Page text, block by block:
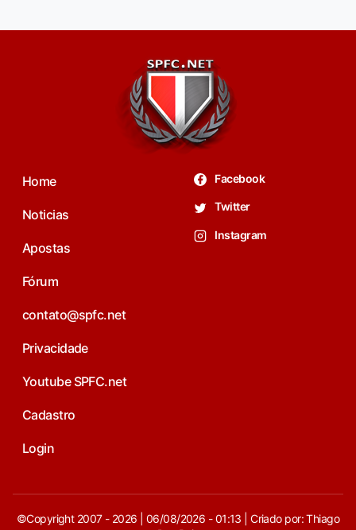
Home
Noticias
Apostas
Fórum
contato@spfc.net
Privacidade
Youtube SPFC.net
Cadastro
Login
Facebook
Twitter
Instagram
©Copyright 2007 - 2026 | 06/08/2026 - 01:13 | Criado por: Thiago